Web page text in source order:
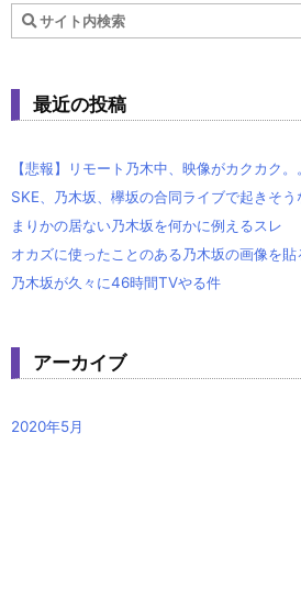
最近の投稿
【悲報】リモート乃木中、映像がカクカク。。
SKE、乃木坂、欅坂の合同ライブで起きそう
まりかの居ない乃木坂を何かに例えるスレ
オカズに使ったことのある乃木坂の画像を貼
乃木坂が久々に46時間TVやる件
アーカイブ
2020年5月